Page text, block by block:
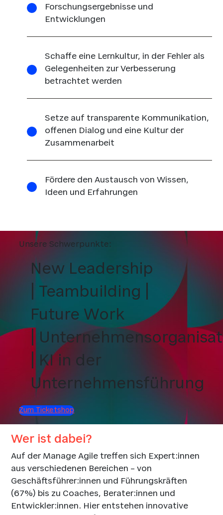
Forschungsergebnisse und
Entwicklungen
Schaffe eine Lernkultur, in der Fehler als
Gelegenheiten zur Verbesserung
betrachtet werden
Setze auf transparente Kommunikation,
offenen Dialog und eine Kultur der
Zusammenarbeit
Fördere den Austausch von Wissen,
Ideen und Erfahrungen
Unsere Schwerpunkte:
New Leadership
| Teambuilding |
Future Work
|
| KI in der
Unternehmensführung
Zum Ticketshop
Wer ist dabei?
Auf der Manage Agile treffen sich Expert:innen
aus verschiedenen Bereichen – von
Geschäftsführer:innen und Führungskräften
(67%) bis zu Coaches, Berater:innen und
Entwickler:innen. Hier entstehen innovative